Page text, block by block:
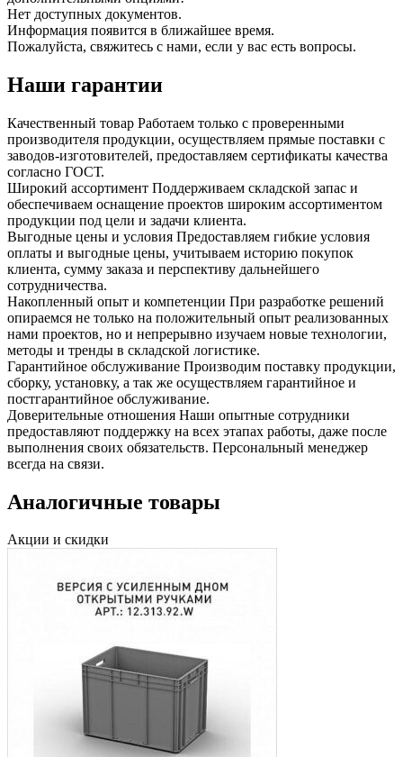
Нет доступных документов.
Информация появится в ближайшее время.
Пожалуйста, свяжитесь с нами, если у вас есть вопросы.
Наши гарантии
Качественный товар Работаем только с проверенными
производителя продукции, осуществляем прямые поставки с
заводов-изготовителей, предоставляем сертификаты качества
согласно ГОСТ.
Широкий ассортимент Поддерживаем складской запас и
обеспечиваем оснащение проектов широким ассортиментом
продукции под цели и задачи клиента.
Выгодные цены и условия Предоставляем гибкие условия
оплаты и выгодные цены, учитываем историю покупок
клиента, сумму заказа и перспективу дальнейшего
сотрудничества.
Накопленный опыт и компетенции При разработке решений
опираемся не только на положительный опыт реализованных
нами проектов, но и непрерывно изучаем новые технологии,
методы и тренды в складской логистике.
Гарантийное обслуживание Производим поставку продукции,
сборку, установку, а так же осуществляем гарантийное и
постгарантийное обслуживание.
Доверительные отношения Наши опытные сотрудники
предоставляют поддержку на всех этапах работы, даже после
выполнения своих обязательств. Персональный менеджер
всегда на связи.
Аналогичные товары
Акции и скидки